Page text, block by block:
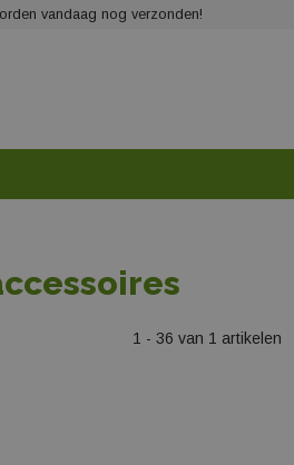
vandaag nog verzonden!
1 - 36 van 1 artikelen